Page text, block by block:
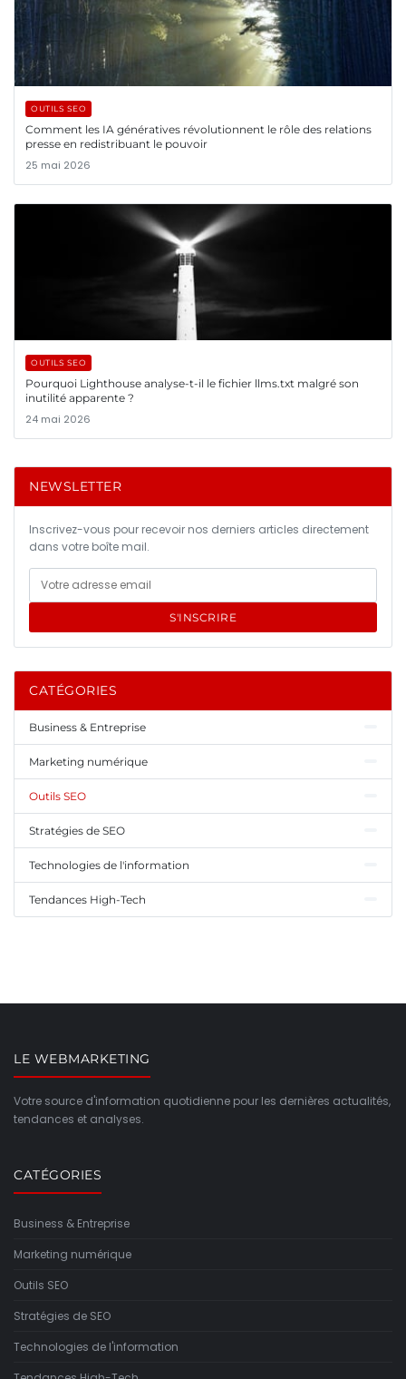
OUTILS SEO
Comment les IA génératives révolutionnent le rôle des relations
presse en redistribuant le pouvoir
25 mai 2026
OUTILS SEO
Pourquoi Lighthouse analyse-t-il le fichier llms.txt malgré son
inutilité apparente ?
24 mai 2026
NEWSLETTER
Inscrivez-vous pour recevoir nos derniers articles directement
dans votre boîte mail.
S'INSCRIRE
CATÉGORIES
Business & Entreprise
Marketing numérique
Outils SEO
Stratégies de SEO
Technologies de l'information
Tendances High-Tech
LE WEBMARKETING
Votre source d'information quotidienne pour les dernières actualités,
tendances et analyses.
CATÉGORIES
Business & Entreprise
Marketing numérique
Outils SEO
Stratégies de SEO
Technologies de l'information